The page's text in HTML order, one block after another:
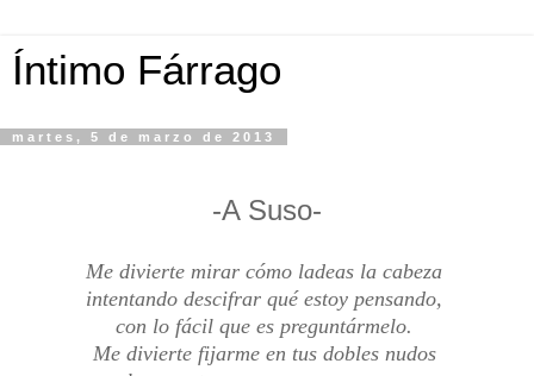
Íntimo Fárrago
martes, 5 de marzo de 2013
-A Suso-
Me divierte mirar cómo ladeas la cabeza
intentando descifrar qué estoy pensando,
con lo fácil que es preguntármelo.
Me divierte fijarme en tus dobles nudos